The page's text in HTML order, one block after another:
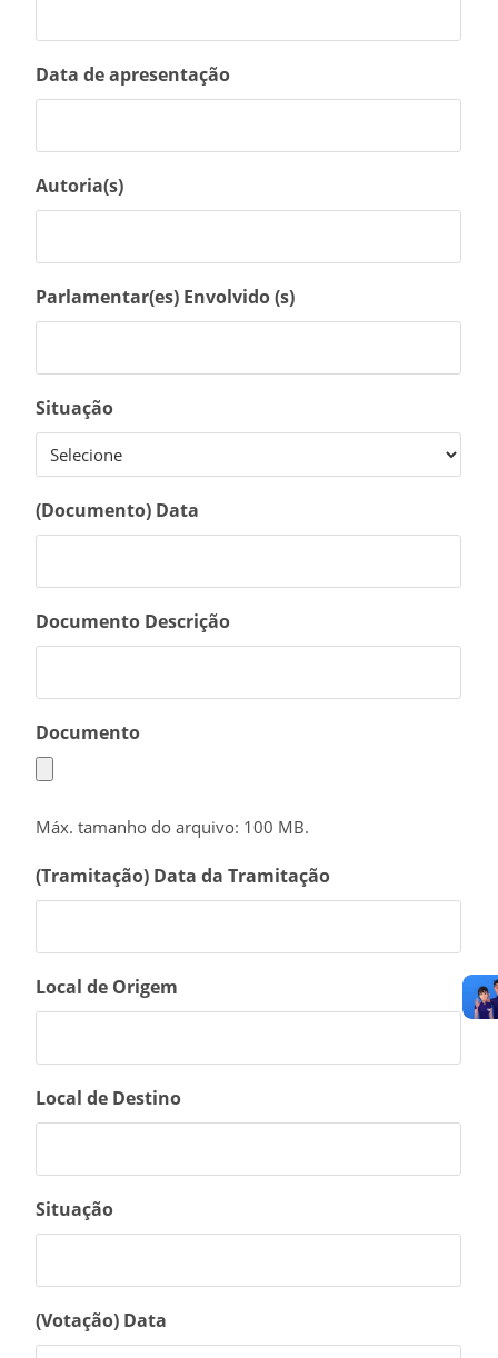
Data de apresentação
Autoria(s)
Parlamentar(es) Envolvido (s)
Situação
(Documento) Data
Documento Descrição
Documento
Máx. tamanho do arquivo: 100 MB.
(Tramitação) Data da Tramitação
Local de Origem
Local de Destino
Situação
(Votação) Data